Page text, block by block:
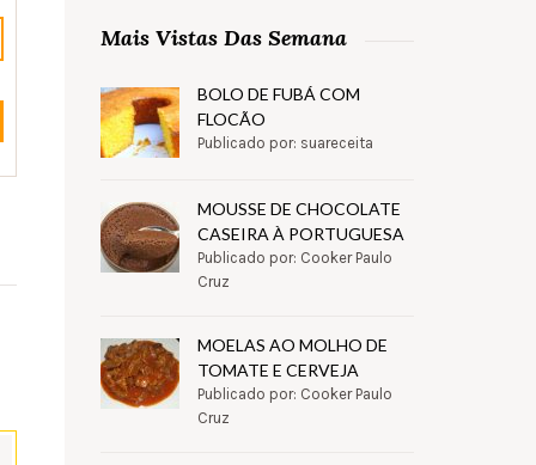
Mais Vistas Das Semana
BOLO DE FUBÁ COM
FLOCÃO
Publicado por: suareceita
MOUSSE DE CHOCOLATE
CASEIRA À PORTUGUESA
Publicado por: Cooker Paulo
Cruz
MOELAS AO MOLHO DE
TOMATE E CERVEJA
Publicado por: Cooker Paulo
Cruz